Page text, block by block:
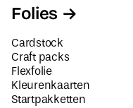
Folies
Cardstock
Craft packs
Flexfolie
Kleurenkaarten
Startpakketten